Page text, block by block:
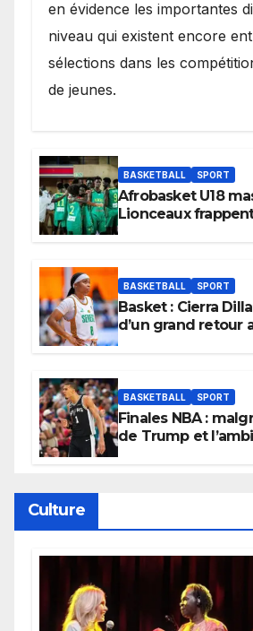
en évidence les importantes
niveau qui existent encore
sélections dans les
de jeunes.
BASKETBALL SPORT
Afrobasket U18
Lionceaux
BASKETBALL SPORT
Basket : Cierra
d’un grand retour
BASKETBALL SPORT
Finales NBA :
de Trump et
Culture